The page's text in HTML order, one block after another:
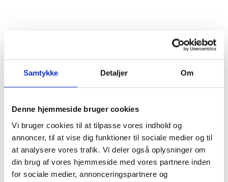
Samtykke Detaljer Om
Denne hjemmeside bruger cookies
Vi bruger cookies til at tilpasse vores indhold og
annoncer, til at vise dig funktioner til sociale medier og til
at analysere vores trafik. Vi deler også oplysninger om
din brug af vores hjemmeside med vores partnere inden
for sociale medier, annonceringspartnere og